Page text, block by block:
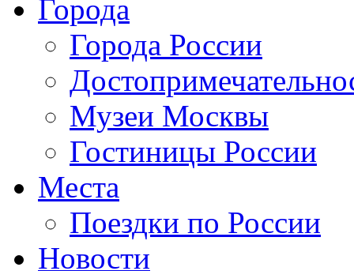
Города
Города России
Музеи Москвы
Гостиницы России
Места
Поездки по России
Новости